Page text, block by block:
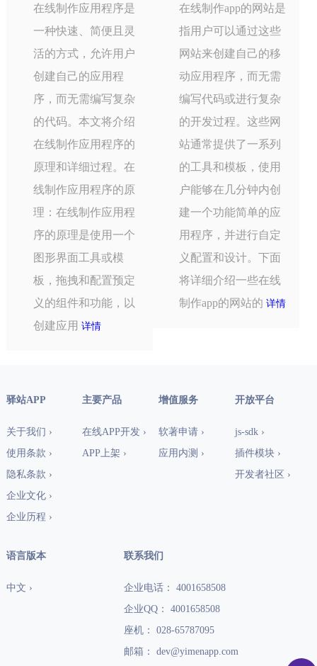
在线制作应用程序是
一种快速、简便且灵
活的方式，允许用户
创建自己的应用程
序，而无需编写复杂
的代码。本文将介绍
在线制作应用程序的
原理和详细过程。在
线制作应用程序的原
理：在线制作应用程
序的原理是使用一个
图形界面工具或模
板，拖拽和配置预定
义的组件和功能，以
创建应用 详情
在线制作app的网站是
指用户可以通过这些
网站来创建自己的移
动应用程序，而无需
编写代码或进行复杂
的开发过程。这些网
站通常提供了一系列
的工具和模板，使用
户能够在几分钟内创
建一个功能简单的应
用程序，并进行自定
义配置和设计。下面
将详细介绍一些在线
制作app的网站的详情
驿站APP
关于我们 ›
使用条款 ›
隐私条款 ›
企业文化 ›
企业历程 ›
主要产品
在线APP开发 ›
APP上架 ›
增值服务
软著申请 ›
应用内测 ›
开放平台
js-sdk ›
插件模块 ›
开发者社区 ›
语言版本
中文 ›
联系我们
企业电话： 4001658508
企业QQ： 4001658508
座机： 028-65787095
邮箱： dev@yimenapp.com